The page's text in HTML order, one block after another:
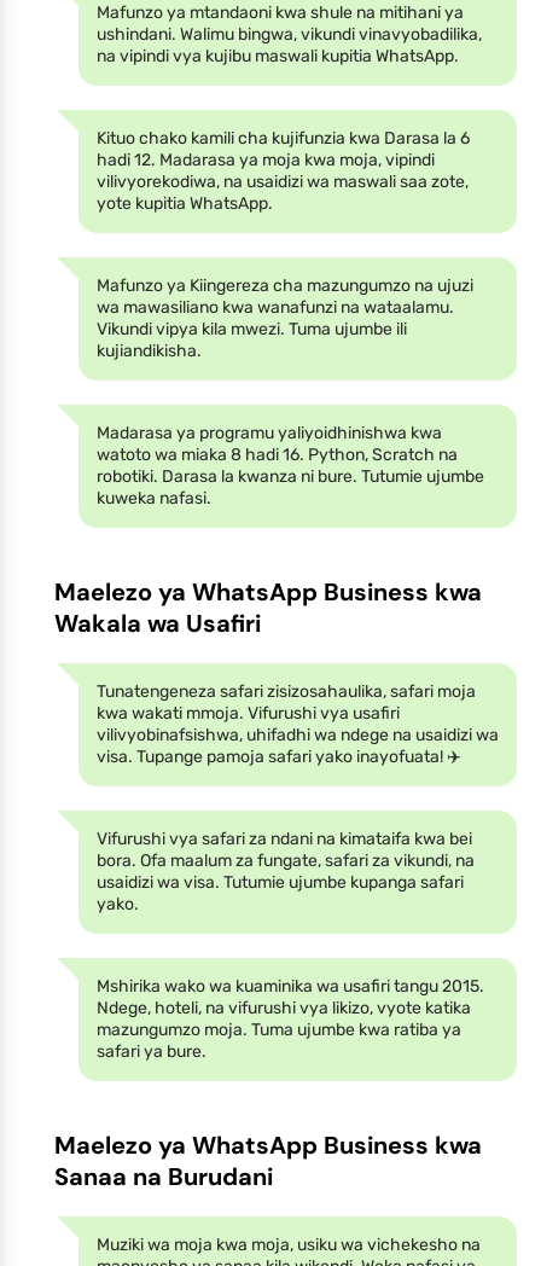
Mafunzo ya mtandaoni kwa shule na mitihani ya
ushindani. Walimu bingwa, vikundi vinavyobadilika,
na vipindi vya kujibu maswali kupitia WhatsApp.
Kituo chako kamili cha kujifunzia kwa Darasa la 6
hadi 12. Madarasa ya moja kwa moja, vipindi
vilivyorekodiwa, na usaidizi wa maswali saa zote,
yote kupitia WhatsApp.
Mafunzo ya Kiingereza cha mazungumzo na ujuzi
wa mawasiliano kwa wanafunzi na wataalamu.
Vikundi vipya kila mwezi. Tuma ujumbe ili
kujiandikisha.
Madarasa ya programu yaliyoidhinishwa kwa
watoto wa miaka 8 hadi 16. Python, Scratch na
robotiki. Darasa la kwanza ni bure. Tutumie ujumbe
kuweka nafasi.
Maelezo ya WhatsApp Business kwa
Wakala wa Usafiri
Tunatengeneza safari zisizosahaulika, safari moja
kwa wakati mmoja. Vifurushi vya usafiri
vilivyobinafsishwa, uhifadhi wa ndege na usaidizi wa
visa. Tupange pamoja safari yako inayofuata! ✈️
Vifurushi vya safari za ndani na kimataifa kwa bei
bora. Ofa maalum za fungate, safari za vikundi, na
usaidizi wa visa. Tutumie ujumbe kupanga safari
yako.
Mshirika wako wa kuaminika wa usafiri tangu 2015.
Ndege, hoteli, na vifurushi vya likizo, vyote katika
mazungumzo moja. Tuma ujumbe kwa ratiba ya
safari ya bure.
Maelezo ya WhatsApp Business kwa
Sanaa na Burudani
Muziki wa moja kwa moja, usiku wa vichekesho na